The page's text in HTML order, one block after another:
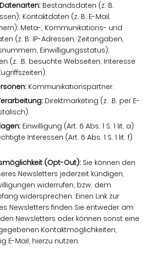
Bestandsdaten (z. B.
Kontaktdaten (z. B. E-Mail,
Meta-, Kommunikations- und
(z. B. IP-Adressen, Zeitangaben,
Einwilligungsstatus);
(z. .B. besuchte Webseiten, Interesse
Kommunikationspartner.
Direktmarketing (z. .B. per E-
Einwilligung (Art. 6 Abs. 1 S. 1 lit. a)
Interessen (Art. 6 Abs. 1 S. 1 lit. f)
(Opt-Out): Sie können den
Newsletters jederzeit kündigen,
widerrufen, bzw. dem
widersprechen. Einen Link zur
Newsletters finden Sie entweder am
Newsletters oder können sonst eine
Kontaktmöglichkeiten,
E-Mail, hierzu nutzen.